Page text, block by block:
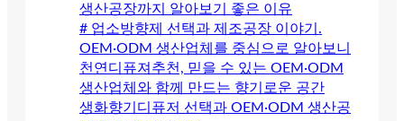
생산공장까지 알아보기 좋은 이유
# 업소방향제 선택과 제조공장 이야기.
OEM·ODM 생산업체를 중심으로 알아보니
천연디퓨져추천, 믿을 수 있는 OEM·ODM
생산업체와 함께 만드는 향기로운 공간
생화향기디퓨저 선택과 OEM·ODM 생산공